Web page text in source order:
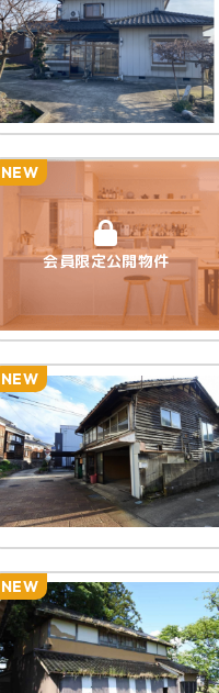
会員限定公開物件
NEW
NEW
NEW